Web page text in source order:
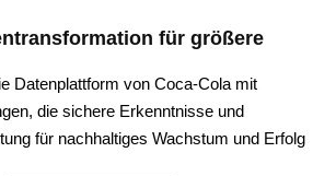
für größere
Datenplattform von Coca-Cola mit
die sichere Erkenntnisse und
für nachhaltiges Wachstum und Erfolg